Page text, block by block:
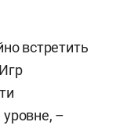
встретить
–